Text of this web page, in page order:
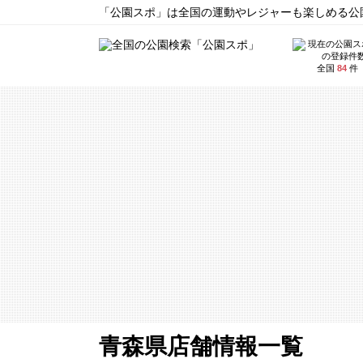
「公園スポ」は全国の運動やレジャーも楽しめる
全国 84件
青森県店舗情報一覧